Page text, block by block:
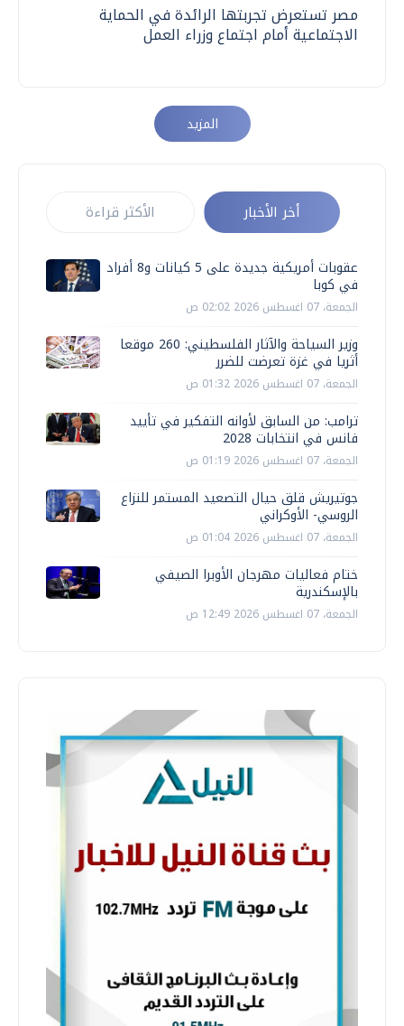
مصر تستعرض تجربتها الرائدة في الحماية
الاجتماعية أمام اجتماع وزراء العمل
المزيد
أخر الأخبار الأكثر قراءة
عقوبات أمريكية جديدة على 5 كيانات و8 أفراد
في كوبا
الجمعة، 07 اغسطس 2026 02:02 ص
وزير السياحة والآثار الفلسطيني: 260 موقعا
أثريا في غزة تعرضت للضرر
الجمعة، 07 اغسطس 2026 01:32 ص
ترامب: من السابق لأوانه التفكير في تأييد
فانس في انتخابات 2028
الجمعة، 07 اغسطس 2026 01:19 ص
جوتيريش قلق حيال التصعيد المستمر للنزاع
الروسي- الأوكراني
الجمعة، 07 اغسطس 2026 01:04 ص
ختام فعاليات مهرجان الأوبرا الصيفي
بالإسكندرية
الجمعة، 07 اغسطس 2026 12:49 ص